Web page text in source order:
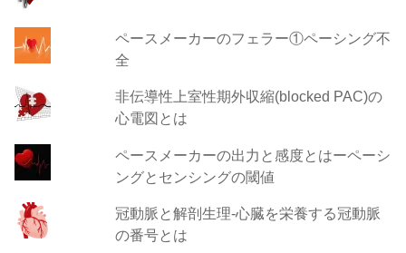
ペースメーカーのフェラー①ペーシング不
全
非伝導性上室性期外収縮(blocked PAC)の
心電図とは
ペースメーカーの出力と感度とはーペーシ
ングとセンシングの閾値
冠動脈と解剖生理-心臓を栄養する冠動脈
の番号とは